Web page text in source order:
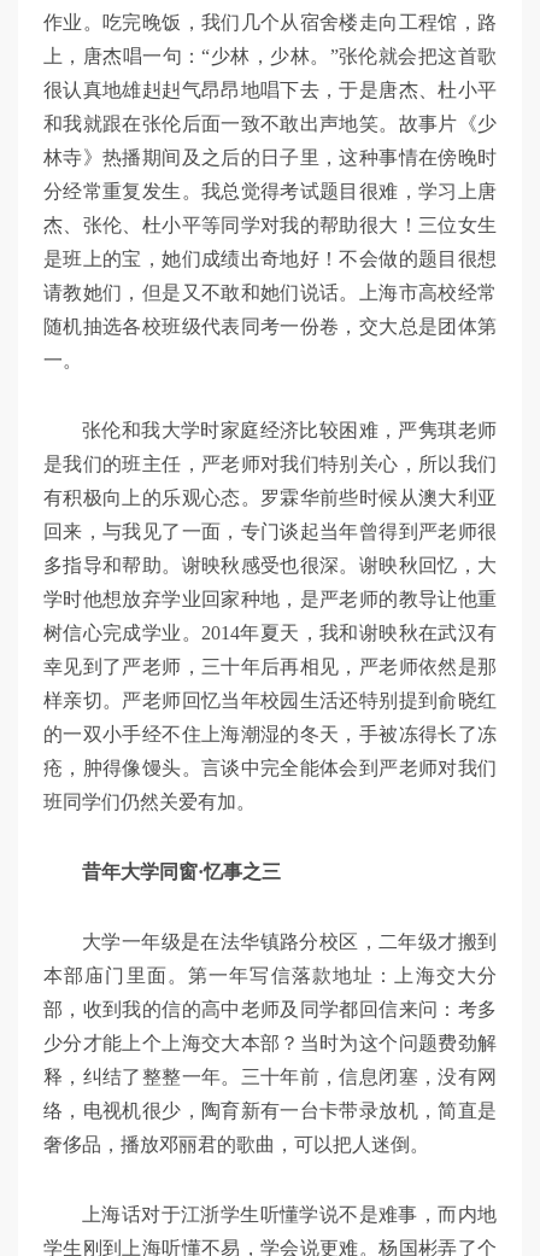
作业。吃完晚饭，我们几个从宿舍楼走向工程馆，路
上，唐杰唱一句：“少林，少林。”张伦就会把这首歌
很认真地雄赳赳气昂昂地唱下去，于是唐杰、杜小平
和我就跟在张伦后面一致不敢出声地笑。故事片《少
林寺》热播期间及之后的日子里，这种事情在傍晚时
分经常重复发生。我总觉得考试题目很难，学习上唐
杰、张伦、杜小平等同学对我的帮助很大！三位女生
是班上的宝，她们成绩出奇地好！不会做的题目很想
请教她们，但是又不敢和她们说话。上海市高校经常
随机抽选各校班级代表同考一份卷，交大总是团体第
一。
张伦和我大学时家庭经济比较困难，严隽琪老师
是我们的班主任，严老师对我们特别关心，所以我们
有积极向上的乐观心态。罗霖华前些时候从澳大利亚
回来，与我见了一面，专门谈起当年曾得到严老师很
多指导和帮助。谢映秋感受也很深。谢映秋回忆，大
学时他想放弃学业回家种地，是严老师的教导让他重
树信心完成学业。2014年夏天，我和谢映秋在武汉有
幸见到了严老师，三十年后再相见，严老师依然是那
样亲切。严老师回忆当年校园生活还特别提到俞晓红
的一双小手经不住上海潮湿的冬天，手被冻得长了冻
疮，肿得像馒头。言谈中完全能体会到严老师对我们
班同学们仍然关爱有加。
昔年大学同窗·忆事之三
大学一年级是在法华镇路分校区，二年级才搬到
本部庙门里面。第一年写信落款地址：上海交大分
部，收到我的信的高中老师及同学都回信来问：考多
少分才能上个上海交大本部？当时为这个问题费劲解
释，纠结了整整一年。三十年前，信息闭塞，没有网
络，电视机很少，陶育新有一台卡带录放机，简直是
奢侈品，播放邓丽君的歌曲，可以把人迷倒。
上海话对于江浙学生听懂学说不是难事，而内地
学生刚到上海听懂不易，学会说更难。杨国彬弄了个